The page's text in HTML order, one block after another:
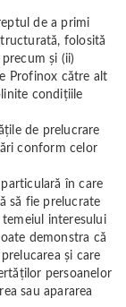
de a primi
folosită
și (ii)
Profinox către alt
condițiile
de prelucrare
conform celor
în care
să fie prelucrate
interesului
demonstra că
și care
persoanelor
sau apararea